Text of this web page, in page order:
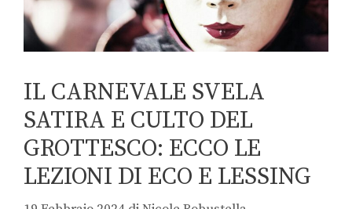
IL CARNEVALE SVELA
SATIRA E CULTO DEL
GROTTESCO: ECCO LE
LEZIONI DI ECO E LESSING